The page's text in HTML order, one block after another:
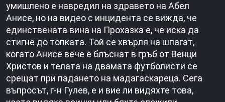
умишлено е навредил на здравето на Абел
Анисе, но на видео с инцидента се вижда, че
единствената вина на Прохазка е, че иска да
стигне до топката. Той се хвърля на шпагат,
когато Анисе вече е блъснат в гръб от Венци
Христов и телата на двамата футболисти се
срещат при падането на мадагаскареца. Сега
въпросът, г-н Гулев, е и вие ли видяхте това,